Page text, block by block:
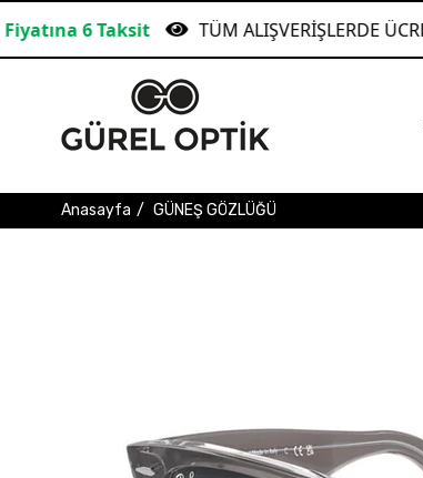
TÜM ALIŞVERİŞLERDE ÜCRETSİZ KARGO!
Anasayfa GÜNEŞ GÖZLÜĞÜ